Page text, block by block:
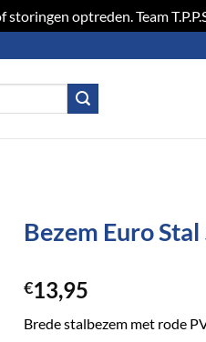
optreden. Team
Bezem Euro
€13,95
Brede stalbezem met rode